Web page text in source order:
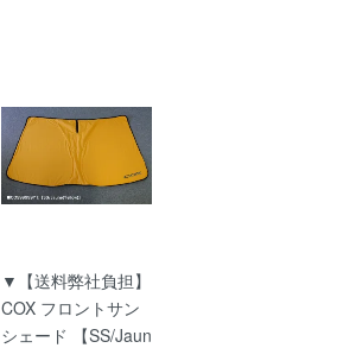
▼【送料弊社負担】
COX フロントサン
シェード 【SS/Jaun